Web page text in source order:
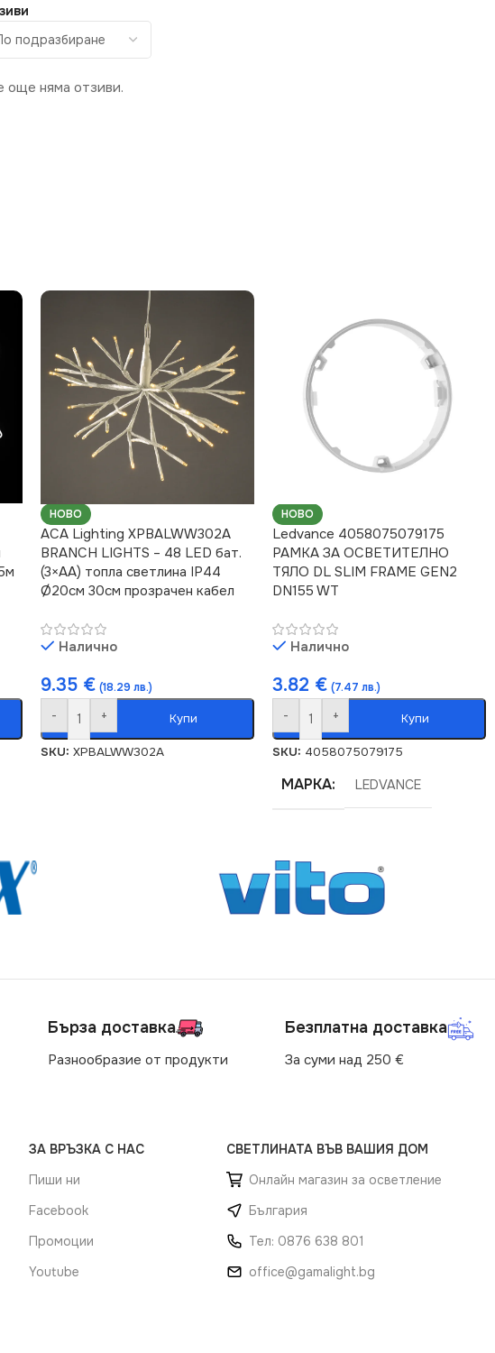
още няма отзиви.
НОВО
ACA Lighting XPBALWW302A
BRANCH LIGHTS – 48 LED бат.
(3×AA) топла светлина IP44
Ø20см 30см прозрачен кабел
Налично
9.35 € (18.29 лв.)
- + Купи
SKU:XPBALWW302A
НОВО
Ledvance 4058075079175
РАМКА ЗА ОСВЕТИТЕЛНО
ТЯЛО DL SLIM FRAME GEN2
DN155 WT
Налично
3.82 € (7.47 лв.)
- + Купи
SKU: 4058075079175
МАРКА LEDVANCE
Бърза доставка
Разнообразие от продукти
Безплатна доставка
За суми над 250 €
ЗА ВРЪЗКА С НАС
Пиши ни
Facebook
Промоции
Youtube
СВЕТЛИНАТА ВЪВ ВАШИЯ ДОМ
Онлайн магазин за осветление
България
Тел: 0876 638 801
office@gamalight.bg